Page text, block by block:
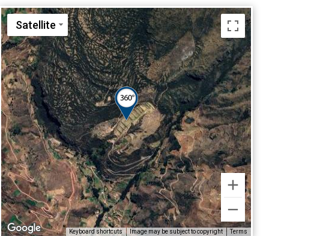
Satellite
Keyboard shortcuts Image may be subject to copyright Terms